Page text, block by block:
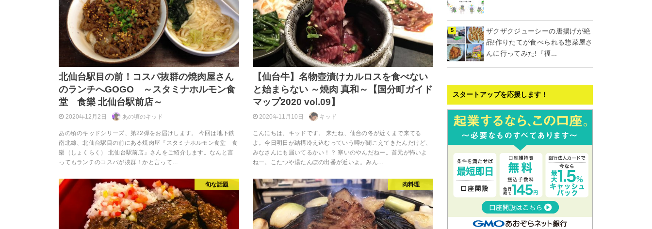
北仙台駅目の前！コスパ抜群の焼肉屋さん
のランチへGOGO ～スタミナホルモン食
堂 食樂 北仙台駅前店～
2020年12月2日 あの頃のキッド
あの頃のキッドシリーズ、第22弾をお届けします。 今回は地下鉄
南北線、北仙台駅目の前にある焼肉屋『スタミナホルモン食堂 食
樂（しょくらく） 北仙台駅前店』さんをご紹介します。なんと言
ってもランチのコスパが抜群！かと言って…
【仙台牛】名物壺漬けカルロスを食べない
と始まらない ～焼肉 真和～【国分町ガイド
マップ2020 vol.09】
2020年11月10日 キッド
こんにちは、キッドです。 来たね、仙台の冬が近くまで来てる
よ。今日明日が結構冷え込むっていう噂が聞こえてきたんだけど、
みなさんにも届いてるかい！？ 寒いのやんだねー。首元が怖いよ
ねー。こたつや湯たんぽの出番が近いよ。みん…
旬な話題 肉料理
ザクザクジューシーの唐揚げが絶
品!作りたてが食べられる惣菜屋さ
んに行ってみた!『福...
スタートアップを応援します！